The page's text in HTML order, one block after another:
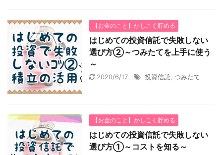
【お金のこと】かしこく貯める
はじめての投資信託で失敗しない
選び方②～つみたてを上手に使う
～
2020/6/17 投資信託 つみたて
【お金のこと】かしこく貯める
はじめての投資信託で失敗しない
選び方①～コストを知る～